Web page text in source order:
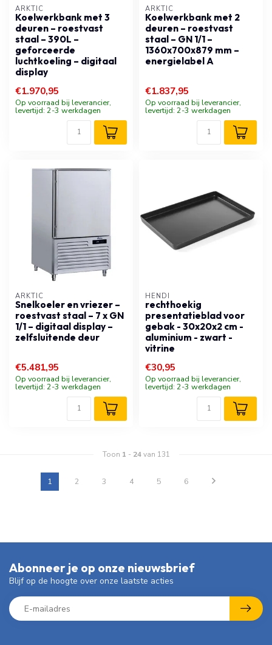
ARKTIC
Koelwerkbank met 3
deuren – roestvast
staal – 390L –
geforceerde
luchtkoeling – digitaal
display
€1.970,95
Op voorraad bij leverancier,
levertijd: 2-3 werkdagen
ARKTIC
Koelwerkbank met 2
deuren – roestvast
staal – GN 1/1 –
1360x700x879 mm –
energielabel A
€1.837,95
Op voorraad bij leverancier,
levertijd: 2-3 werkdagen
ARKTIC
Snelkoeler en vriezer –
roestvast staal – 7 x GN
1/1 – digitaal display –
zelfsluitende deur
€5.481,95
Op voorraad bij leverancier,
levertijd: 2-3 werkdagen
HENDI
rechthoekig
presentatieblad voor
gebak - 30x20x2 cm -
aluminium - zwart -
vitrine
€30,95
Op voorraad bij leverancier,
levertijd: 2-3 werkdagen
Toon 1 - 24van 131
1 2 3 4 5 6
Abonneer je op onze nieuwsbrief
Blijf op de hoogte over onze laatste acties